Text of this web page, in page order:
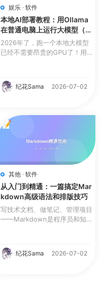
娱乐 · 软件
本地AI部署教程：用Ollama
在普通电脑上运行大模型（免
费无API）
2026年了，跑一个本地大模型
已经不需要昂贵的GPU了！用O
纪花Sama 2026-07-02
其他 · 软件
从入门到精通：一篇搞定Mar
kdown高级语法和排版技巧
写技术文档、做笔记、管理项目
——Markdown是程序员和知
纪花Sama 2026-07-02